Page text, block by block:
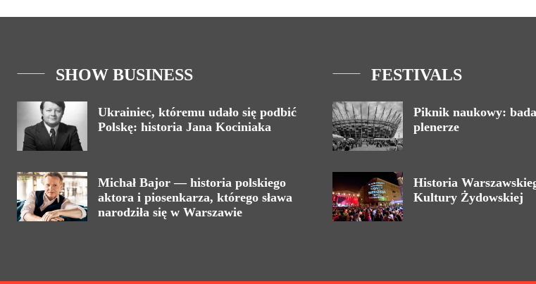
SHOW BUSINESS
Ukrainiec, któremu udało się podbić
Polskę: historia Jana Kociniaka
Michał Bajor — historia polskiego
aktora i piosenkarza, którego sława
narodziła się w Warszawie
FESTIVALS
Piknik naukowy:
plenerze
Historia
Kultury Żydowskiej